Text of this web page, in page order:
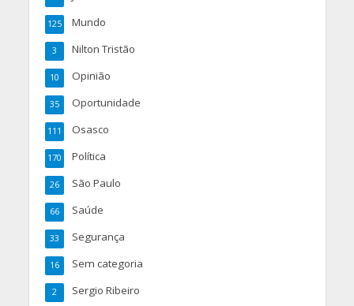
Mundo
125
Nilton Tristão
3
Opinião
10
Oportunidade
35
Osasco
111
Política
170
São Paulo
26
Saúde
66
Segurança
33
Sem categoria
16
Sergio Ribeiro
2